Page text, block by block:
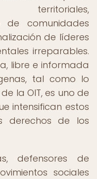
territoriales,
de comunidades
de líderes
irreparables.
libre e informada
tal como lo
la OIT, es uno de
intensifican estos
derechos de los
defensores de
sociales